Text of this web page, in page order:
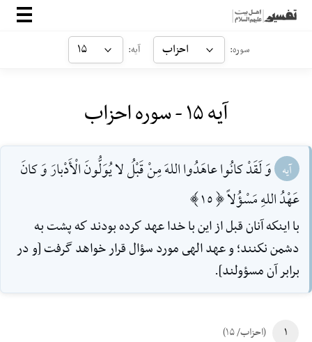
صفحه‌اصلی
ارتباط با ما
سوره: احزاب آیه: ۱۵
آیه ۱۵ - سوره احزاب
آیه وَ لَقَدْ كانُوا عاهَدُوا اللهَ مِنْ قَبْلُ لا يُوَلُّونَ الْأَدْبارَ وَ كانَ
عَهْدُ اللهِ مَسْؤُلاً [15]
با اينكه آنان قبل از اين با خدا عهد كرده بودند كه پشت به
دشمن نكنند؛ و عهد الهى مورد سؤال قرار خواهد گرفت [و در
برابر آن مسؤولند].
۱ (احزاب/ ۱۵)